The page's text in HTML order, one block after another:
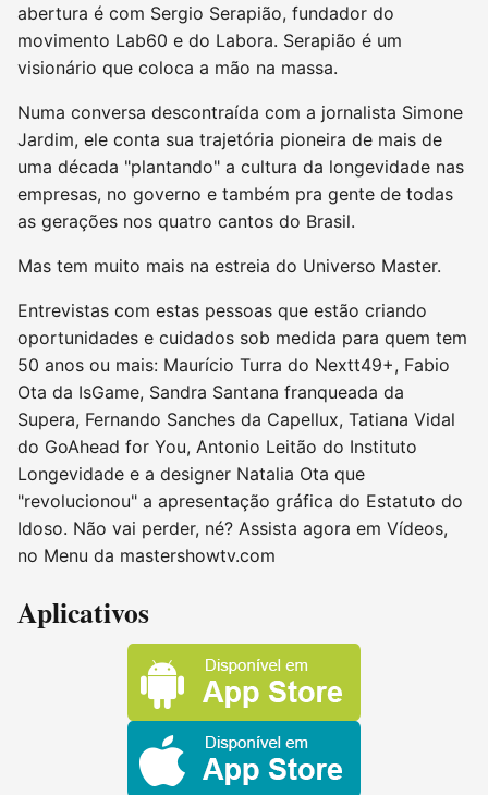
abertura é com Sergio Serapião, fundador do
movimento Lab60 e do Labora. Serapião é um
visionário que coloca a mão na massa.
Numa conversa descontraída com a jornalista Simone
Jardim, ele conta sua trajetória pioneira de mais de
uma década "plantando" a cultura da longevidade nas
empresas, no governo e também pra gente de todas
as gerações nos quatro cantos do Brasil.
Mas tem muito mais na estreia do Universo Master.
Entrevistas com estas pessoas que estão criando
oportunidades e cuidados sob medida para quem tem
50 anos ou mais: Maurício Turra do Nextt49+, Fabio
Ota da IsGame, Sandra Santana franqueada da
Supera, Fernando Sanches da Capellux, Tatiana Vidal
do GoAhead for You, Antonio Leitão do Instituto
Longevidade e a designer Natalia Ota que
"revolucionou" a apresentação gráfica do Estatuto do
Idoso. Não vai perder, né? Assista agora em Vídeos,
no Menu da mastershowtv.com
Aplicativos